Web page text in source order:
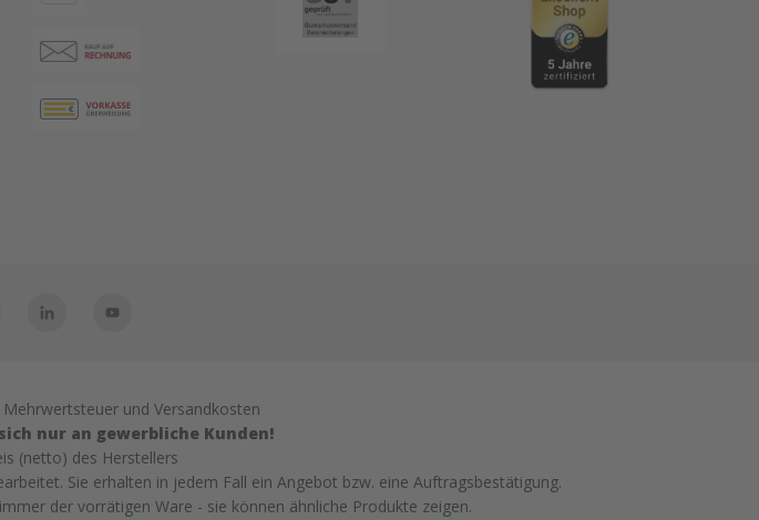
und Versandkosten
nur an gewerbliche Kunden!
(netto) des Herstellers
Sie erhalten in jedem Fall ein Angebot bzw. eine Auftragsbestätigung.
der vorrätigen Ware - sie können ähnliche Produkte zeigen.